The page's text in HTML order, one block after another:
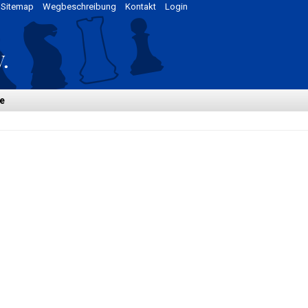
Login
Kontakt
Wegbeschreibung
Sitemap